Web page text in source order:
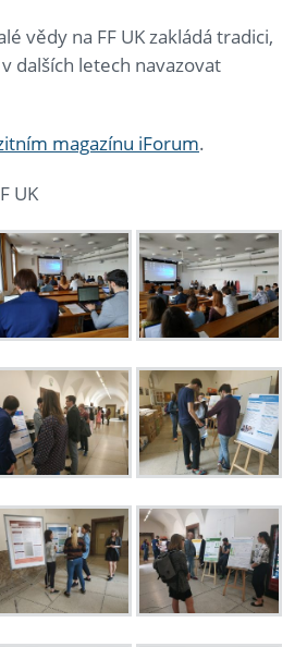
vědy na FF UK zakládá tradici,
dalších letech navazovat
magazínu iForum.
UK